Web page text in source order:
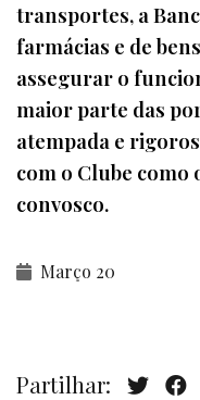
transportes, a
farmácias e de
assegurar o
maior parte das
atempada e
com o Clube como
convosco.
Março 20
Partilhar: